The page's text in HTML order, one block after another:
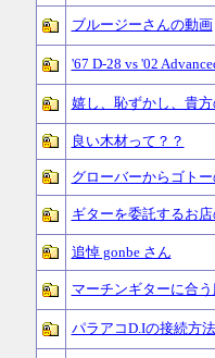
ブルージーさんの動画
'67 D-28 vs '02
嬉し、恥ずかし、貴方
良い木材って？？
グローバーからゴト
ギターを委託するお店
追悼 gonbe さん
マーチンギターに合
パラアコD.Iの接続方